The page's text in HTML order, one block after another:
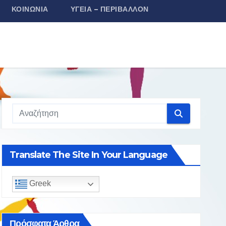
ΚΟΙΝΩΝΊΑ ΥΓΕΊΑ – ΠΕΡΙΒΆΛΛΟΝ
Translate The Site In Your Language
Greek
Πρόσφατα Άρθρα